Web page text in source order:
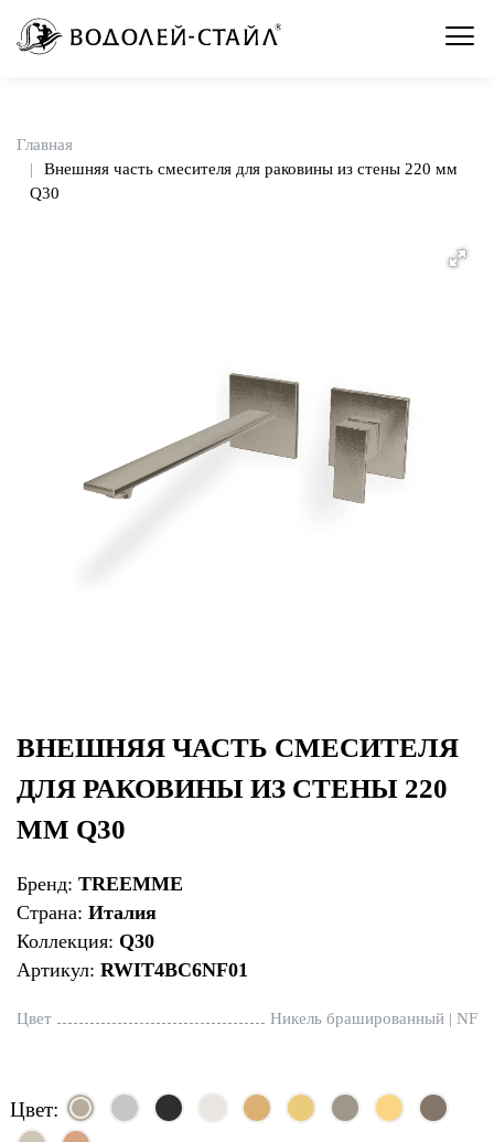
Главная
Внешняя часть смесителя для раковины из стены 220 мм
Q30
ВНЕШНЯЯ ЧАСТЬ СМЕСИТЕЛЯ
ДЛЯ РАКОВИНЫ ИЗ СТЕНЫ 220
ММ Q30
Бренд: TREEMME
Страна: Италия
Коллекция: Q30
Артикул: RWIT4BC6NF01
Цвет Никель брашированный | NF
Цвет: